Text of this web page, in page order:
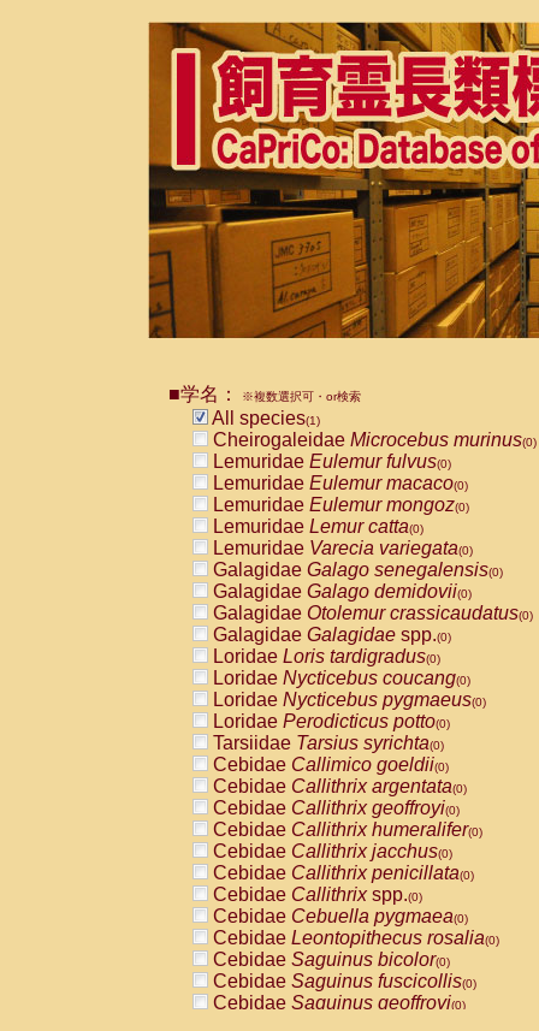
■学名： ※複数選択可・or検索
All species(1)
Cheirogaleidae Microcebus murinus(0)
Lemuridae Eulemur fulvus(0)
Lemuridae Eulemur macaco(0)
Lemuridae Eulemur mongoz(0)
Lemuridae Lemur catta(0)
Lemuridae Varecia variegata(0)
Galagidae Galago senegalensis(0)
Galagidae Galago demidovii(0)
Galagidae Otolemur crassicaudatus(0)
Galagidae Galagidae spp.(0)
Loridae Loris tardigradus(0)
Loridae Nycticebus coucang(0)
Loridae Nycticebus pygmaeus(0)
Loridae Perodicticus potto(0)
Tarsiidae Tarsius syrichta(0)
Cebidae Callimico goeldii(0)
Cebidae Callithrix argentata(0)
Cebidae Callithrix geoffroyi(0)
Cebidae Callithrix humeralifer(0)
Cebidae Callithrix jacchus(0)
Cebidae Callithrix penicillata(0)
Cebidae Callithrixspp.(0)
Cebidae Cebuella pygmaea(0)
Cebidae Leontopithecus rosalia(0)
Cebidae Saguinus bicolor(0)
Cebidae Saguinus fuscicollis(0)
Cebidae Saguinus geoffroyi(0)